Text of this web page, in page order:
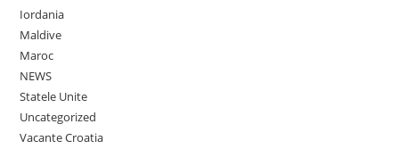
Iordania
Maldive
Maroc
NEWS
Statele Unite
Uncategorized
Vacante Croatia